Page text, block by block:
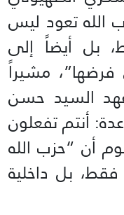
الله تعود ليس
بل أيضاً إلى
فرضها”، مشيراً
السيد حسن
أنتم تفعلون
أن “حزب الله
بل داخلية